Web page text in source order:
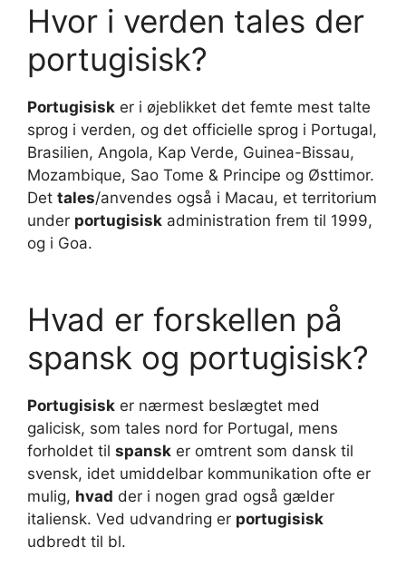
Hvor i verden tales der
portugisisk?
Portugisisk er i øjeblikket det femte mest talte
sprog i verden, og det officielle sprog i Portugal,
Brasilien, Angola, Kap Verde, Guinea-Bissau,
Mozambique, Sao Tome & Principe og Østtimor.
Det tales/anvendes også i Macau, et territorium
under portugisisk administration frem til 1999,
og i Goa.
Hvad er forskellen på
spansk og portugisisk?
Portugisisk er nærmest beslægtet med
galicisk, som tales nord for Portugal, mens
forholdet til spansk er omtrent som dansk til
svensk, idet umiddelbar kommunikation ofte er
mulig, hvad der i nogen grad også gælder
italiensk. Ved udvandring er portugisisk
udbredt til bl.